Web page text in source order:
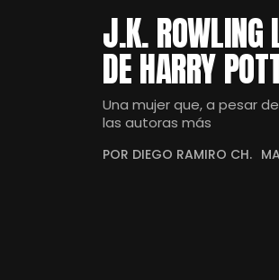
J.K. ROWLING
DE HARRY
Una mujer que, a pesar
las autoras más
POR DIEGO RAMIRO CH.